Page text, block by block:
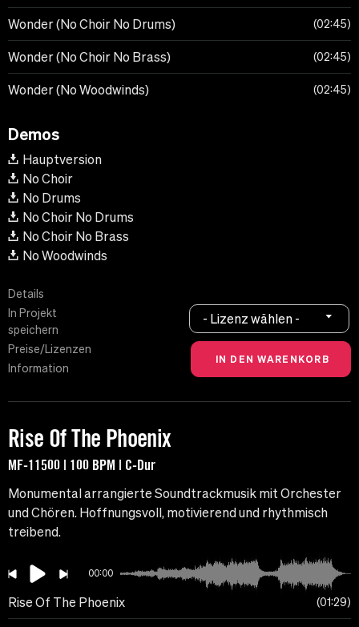
Wonder (No Choir No Drums) 02:45
Wonder (No Choir No Brass) 02:45
Wonder (No Woodwinds) 02:45
Demos
Hauptversion
No Choir
No Drums
No Choir No Drums
No Choir No Brass
No Woodwinds
Details
In Projekt
speichern
Preise/Lizenzen
Information
- Lizenz wählen -
Rise Of The Phoenix
MF-11500 | 100 BPM | C-Dur
Monumental arrangierte Soundtrackmusik mit Orchester
und Chören. Hoffnungsvoll, motivierend und rhythmisch
treibend.
00:00
Rise Of The Phoenix 01:29